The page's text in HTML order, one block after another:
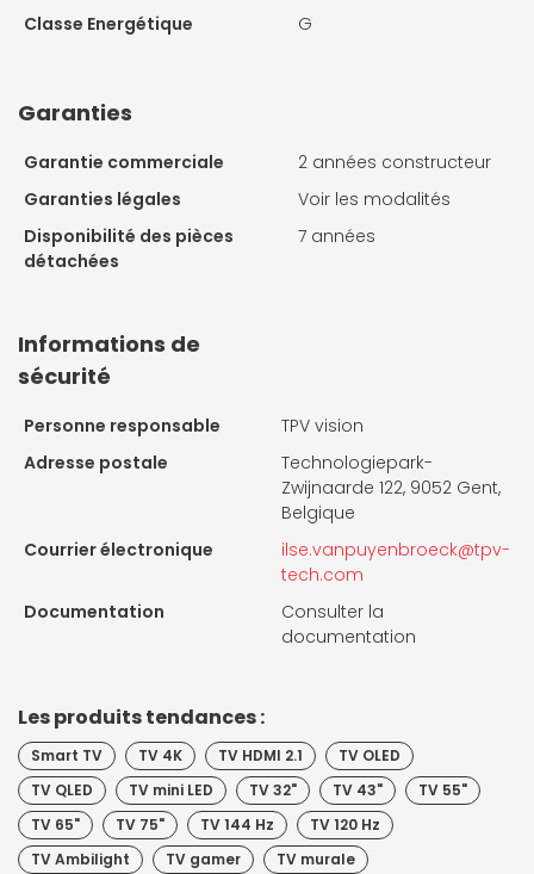
Classe Energétique
G
Garanties
Garantie commerciale
2 années constructeur
Garanties légales
Voir les modalités
Disponibilité des pièces
détachées
7 années
Informations de
sécurité
Personne responsable
TPV vision
Adresse postale
Technologiepark-
Zwijnaarde 122, 9052 Gent,
Belgique
Courrier électronique
ilse.vanpuyenbroeck@tpv-
tech.com
Documentation
Consulter la
documentation
Les produits tendances :
Smart TV TV 4K TV HDMI 2.1
TV OLED
TV QLED
TV mini LED TV 32" TV 43"
TV 55"
TV 65"
TV 75" TV 144 Hz
TV 120 Hz
TV Ambilight
TV gamer TV murale